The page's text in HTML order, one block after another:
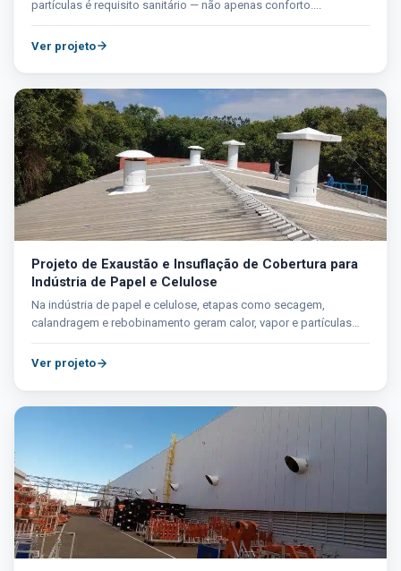
partículas é requisito sanitário — não apenas conforto....
Ver projeto
Projeto de Exaustão e Insuflação de Cobertura para
Indústria de Papel e Celulose
Na indústria de papel e celulose, etapas como secagem,
calandragem e rebobinamento geram calor, vapor e partículas
de...
Ver projeto